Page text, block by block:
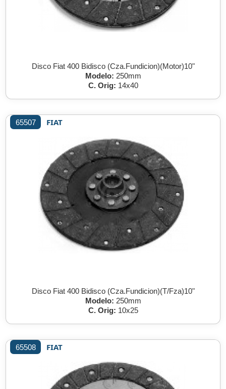
Disco Fiat 400 Bidisco (Cza.Fundicion)(Motor)10"
Modelo: 250mm
C. Orig: 14x40
65507 FIAT
Disco Fiat 400 Bidisco (Cza.Fundicion)(T/Fza)10"
Modelo: 250mm
C. Orig: 10x25
65508 FIAT